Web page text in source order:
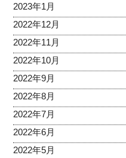
2023年1月
2022年12月
2022年11月
2022年10月
2022年9月
2022年8月
2022年7月
2022年6月
2022年5月